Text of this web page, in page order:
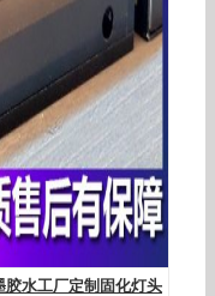
水工厂定制固化灯头